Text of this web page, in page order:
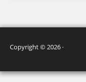
Copyright © 2026 ·